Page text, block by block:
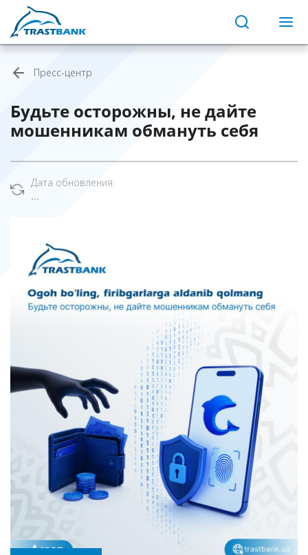
Пресс-центр
Будьте осторожны, не дайте
мошенникам обмануть себя
Дата обновления:
...